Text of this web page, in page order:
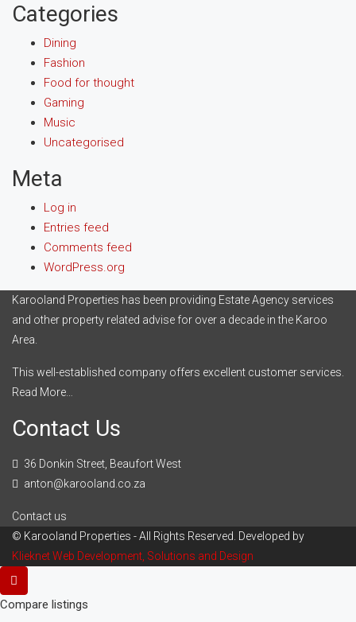
Categories
Dining
Fashion
Food for thought
Gaming
Music
Uncategorised
Meta
Log in
Entries feed
Comments feed
WordPress.org
Karooland Properties has been providing Estate Agency services
and other property related advise for over a decade in the Karoo
Area.
This well-established company offers excellent customer services.
Read More…
Contact Us
36 Donkin Street, Beaufort West
anton@karooland.co.za
Contact us
© Karooland Properties - All Rights Reserved. Developed by
Klieknet Web Development, Solutions and Design
Compare listings